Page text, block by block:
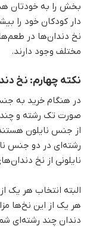
بخش را به خودتان
دار کودکان خود را
نخ دندان‌ها در
مختلف وجود دارند.
نکته چهارم: نخ
در هنگام خرید به
صورت تک رشته و چند
از جنس نایلون
رشته‌ای در دو جنس
نایلونی از نخ
البته انتخاب هر یک
هر یک از این نخ‌ها
دندان چند رشته‌ای